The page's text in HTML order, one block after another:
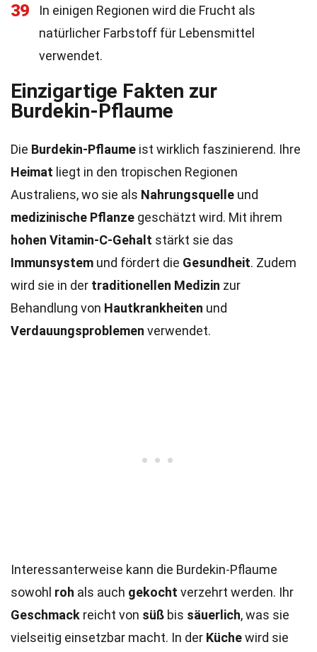
39
In einigen Regionen wird die Frucht als
natürlicher Farbstoff für Lebensmittel
verwendet.
Einzigartige Fakten zur
Burdekin-Pflaume
Die Burdekin-Pflaume ist wirklich faszinierend. Ihre
Heimat liegt in den tropischen Regionen
Australiens, wo sie als Nahrungsquelle und
medizinische Pflanze geschätzt wird. Mit ihrem
hohen Vitamin-C-Gehalt stärkt sie das
Immunsystem und fördert die Gesundheit. Zudem
wird sie in der traditionellen Medizin zur
Behandlung von Hautkrankheiten und
Verdauungsproblemen verwendet.
Interessanterweise kann die Burdekin-Pflaume
sowohl roh als auch gekocht verzehrt werden. Ihr
Geschmack reicht von süß bis säuerlich, was sie
vielseitig einsetzbar macht. In der Küchewird sie